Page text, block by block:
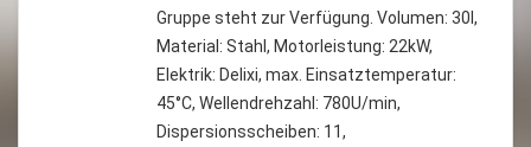
Gruppe steht zur Verfügung. Volumen: 30l,
Material: Stahl, Motorleistung: 22kW,
Elektrik: Delixi, max. Einsatztemperatur:
45°C, Wellendrehzahl: 780U/min,
Dispersionsscheiben: 11,